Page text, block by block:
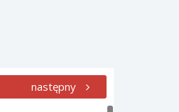
następny